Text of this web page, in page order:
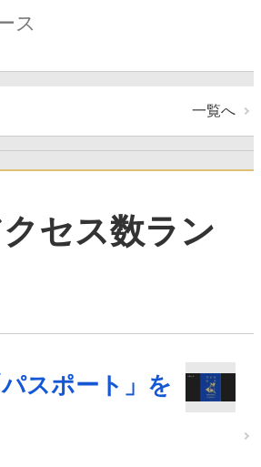
ス
一覧へ
セス数ラン
スポート」を